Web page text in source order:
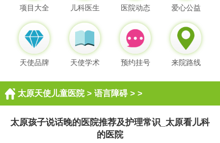
项目大全 儿科医生 医院动态 爱心公益
天使品牌 天使学术 预约挂号 来院路线
太原天使儿童医院> 语言障碍> >
太原孩子说话晚的医院推荐及护理常识_太原看儿科
的医院